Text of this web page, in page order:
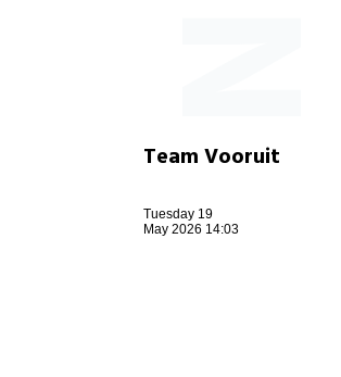
Team Vooruit
Tuesday 19
May 2026 14:03